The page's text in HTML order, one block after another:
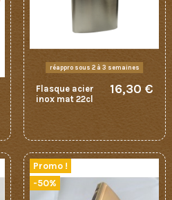
réappro sous 2 à 3 semaines
Flasque acier
inox mat 22cl
16,30 €
Promo !
-50%